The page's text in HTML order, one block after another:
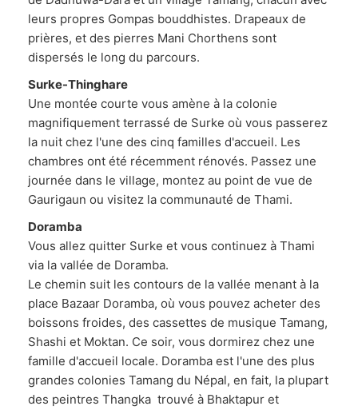
leurs propres Gompas bouddhistes. Drapeaux de
prières, et des pierres Mani Chorthens sont
dispersés le long du parcours.
Surke-Thinghare
Une montée courte vous amène à la colonie
magnifiquement terrassé de Surke où vous passerez
la nuit chez l'une des cinq familles d'accueil. Les
chambres ont été récemment rénovés. Passez une
journée dans le village, montez au point de vue de
Gaurigaun ou visitez la communauté de Thami.
Doramba
Vous allez quitter Surke et vous continuez à Thami
via la vallée de Doramba.
Le chemin suit les contours de la vallée menant à la
place Bazaar Doramba, où vous pouvez acheter des
boissons froides, des cassettes de musique Tamang,
Shashi et Moktan. Ce soir, vous dormirez chez une
famille d'accueil locale. Doramba est l'une des plus
grandes colonies Tamang du Népal, en fait, la plupart
des peintres Thangka trouvé à Bhaktapur et